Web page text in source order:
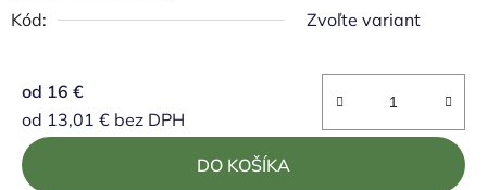
Kód:
Zvoľte variant
od 16 €
od 13,01 € bez DPH
Jednotková cena:
DO KOŠÍKA